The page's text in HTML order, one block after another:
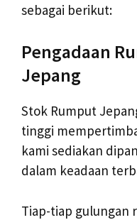
sebagai berikut:
Pengadaan
Jepang
Stok Rumput
tinggi
kami sediakan
dalam keadaan
Tiap-tiap gulungan